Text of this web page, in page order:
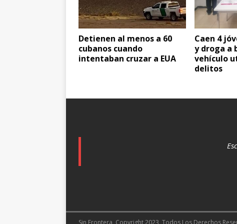
Detienen al menos a 60
cubanos cuando
intentaban cruzar a EUA
Caen 4
y droga a
vehículo
delitos
Sin Frontera, Copyright 2023, Todos Los Derechos